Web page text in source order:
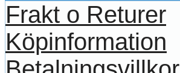
Frakt o Returer
Köpinformation